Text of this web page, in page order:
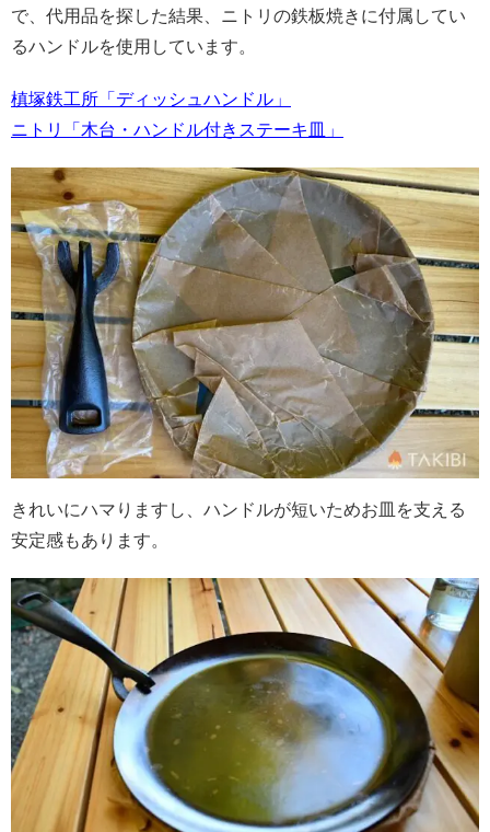
で、代用品を探した結果、ニトリの鉄板焼きに付属してい
るハンドルを使用しています。
槙塚鉄工所「ディッシュハンドル」
ニトリ「木台・ハンドル付きステーキ皿」
きれいにハマりますし、ハンドルが短いためお皿を支える
安定感もあります。